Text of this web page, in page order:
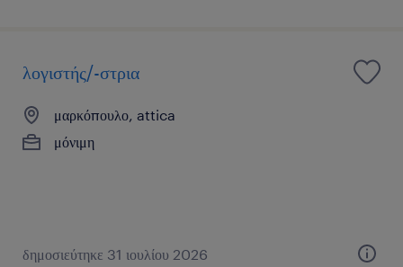
λογιστής/-στρια
μαρκόπουλο, attica
μόνιμη
δημοσιεύτηκε 31 ιουλίου 2026